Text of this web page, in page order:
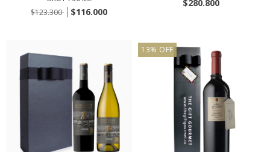
$123.300
$116.000
$280.800
13% OFF